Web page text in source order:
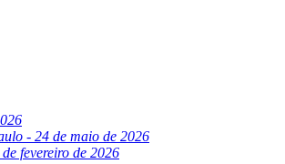
- 24 de maio de 2026
fevereiro de 2026